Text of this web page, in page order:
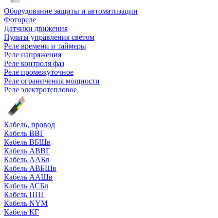
Оборудование защиты и автоматизации
Фотореле
Датчики движения
Пульты управления светом
Реле времени и таймеры
Реле напряжения
Реле контроля фаз
Реле промежуточное
Реле ограничения мощности
Реле электротепловое
Кабель, провод
Кабель ВВГ
Кабель ВБШв
Кабель АВВГ
Кабель ААБл
Кабель АВБШв
Кабель ААШв
Кабель АСБл
Кабель ППГ
Кабель NYM
Кабель КГ